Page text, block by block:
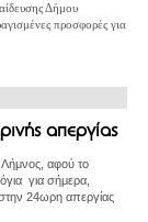
Δήμου
προσφορές για
απεργίας
Λήμνος, αφού το
για σήμερα,
24ωρη απεργίας